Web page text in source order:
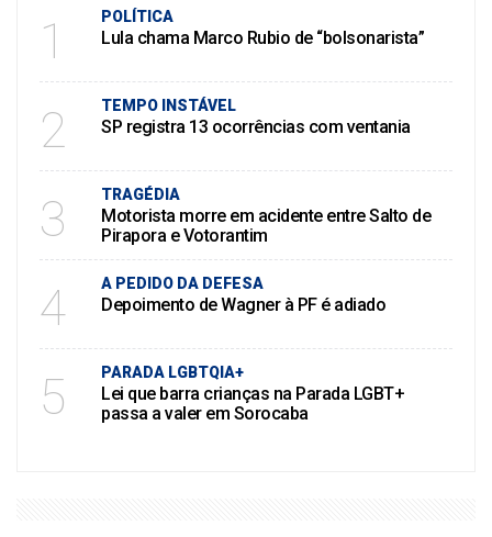
1 POLÍTICA
Lula chama Marco Rubio de “bolsonarista”
2 TEMPO INSTÁVEL
SP registra 13 ocorrências com ventania
3 TRAGÉDIA
Motorista morre em acidente entre Salto de
Pirapora e Votorantim
4 A PEDIDO DA DEFESA
Depoimento de Wagner à PF é adiado
5 PARADA LGBTQIA+
Lei que barra crianças na Parada LGBT+
passa a valer em Sorocaba